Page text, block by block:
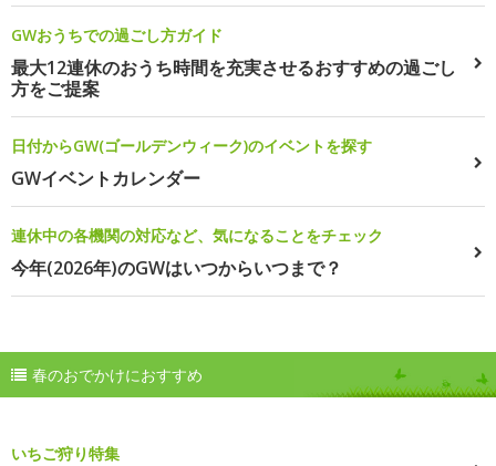
GWおうちでの過ごし方ガイド
最大12連休のおうち時間を充実させるおすすめの過ごし
方をご提案
日付からGW(ゴールデンウィーク)のイベントを探す
GWイベントカレンダー
連休中の各機関の対応など、気になることをチェック
今年(2026年)のGWはいつからいつまで？
春のおでかけにおすすめ
いちご狩り特集